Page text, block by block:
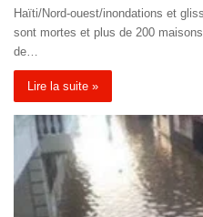
Haïti/Nord-ouest/inondations et
sont mortes et plus de 200
de…
Lire la suite »